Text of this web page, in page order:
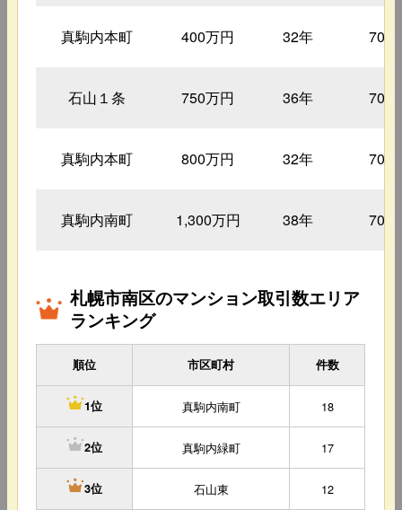
真駒内本町 400万円 32年 70㎡
石山１条 750万円 36年 70㎡
真駒内本町 800万円 32年 70㎡
真駒内南町 1,300万円 38年 70㎡
札幌市南区のマンション取引数エリア
ランキング
順位 市区町村 件数
1位 真駒内南町 18
2位 真駒内緑町 17
3位 石山東 12